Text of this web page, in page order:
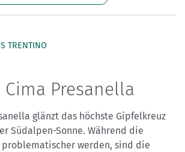
TRENTINO
Cima Presanella
glänzt das höchste Gipfelkreuz
Südalpen-Sonne. Während die
werden, sind die